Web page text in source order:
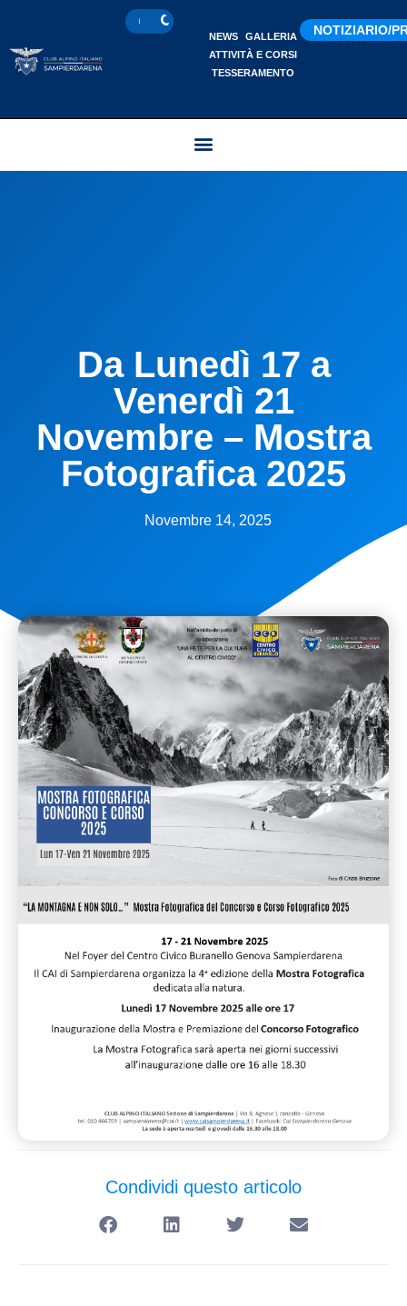
NEWS
GALLERIA
ATTIVITÀ E CORSI
TESSERAMENTO
NOTIZIARIO/
Da Lunedì 17 a
Venerdì 21
Novembre – Mostra
Fotografica 2025
Novembre 14, 2025
Condividi questo articolo